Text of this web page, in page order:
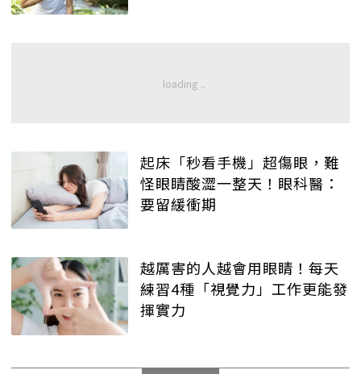
起床「秒看手機」超傷眼，難
怪眼睛酸澀一整天！眼科醫：
要留緩衝期
越厲害的人越會用眼睛！每天
練習4種「視覺力」工作更能發
揮實力